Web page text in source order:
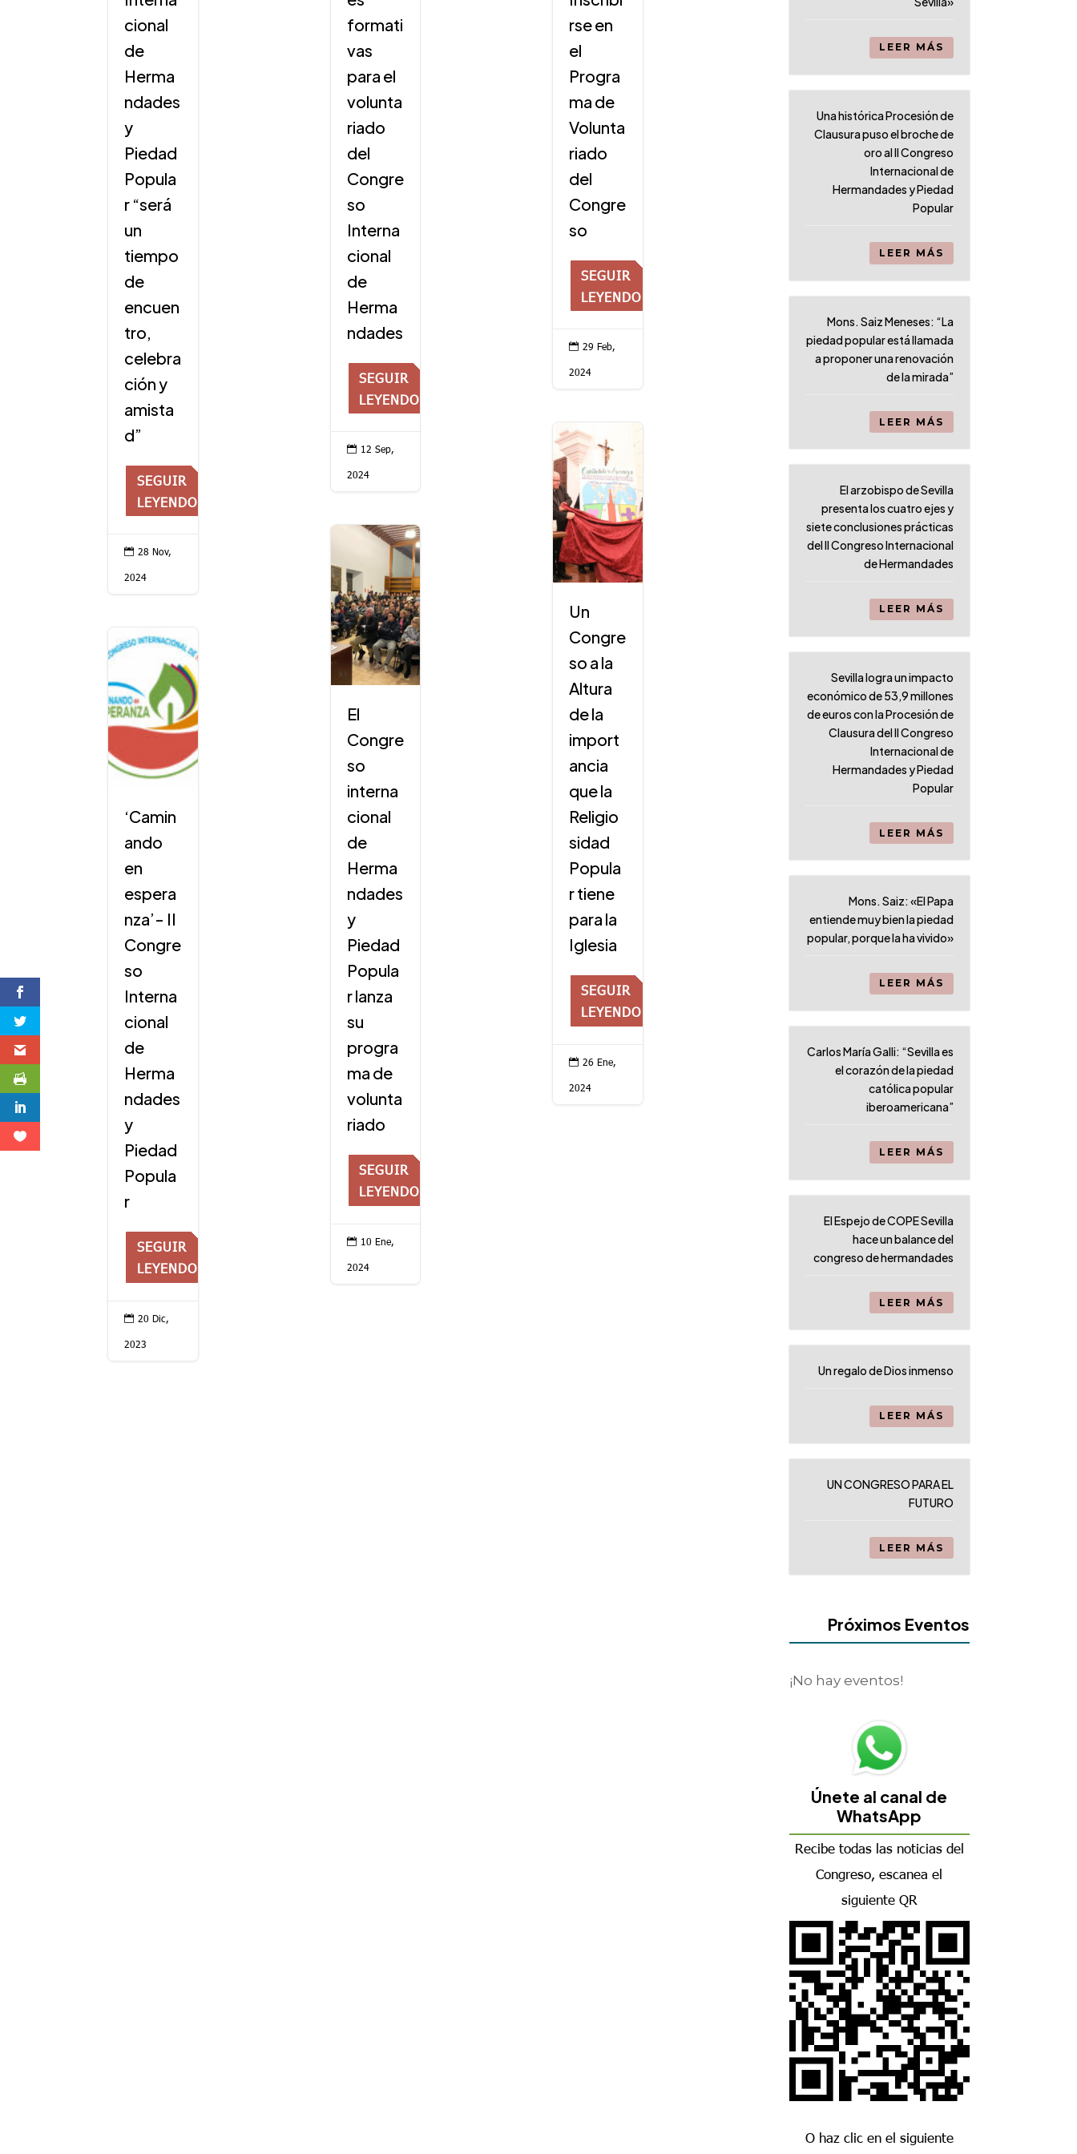
cional
de
Herma
ndades
y
Piedad
Popula
r “será
un
tiempo
de
encuen
tro,
celebra
ción y
amista
d”
SEGUIR
LEYENDO
 28 Nov,
2024
formati
vas
para el
volunta
riado
del
Congre
so
Interna
cional
de
Herma
ndades
SEGUIR
LEYENDO
 12 Sep,
2024
rse en
el
Progra
ma de
Volunta
riado
del
Congre
so
SEGUIR
LEYENDO
 29 Feb,
2024
Un
Congre
so a la
Altura
de la
import
ancia
que la
Religio
sidad
Popula
r tiene
para la
Iglesia
SEGUIR
LEYENDO
 26 Ene,
2024
El
Congre
so
interna
cional
de
Herma
ndades
y
Piedad
Popula
r lanza
su
progra
ma de
volunta
riado
SEGUIR
LEYENDO
 10 Ene,
2024
‘Camin
ando
en
espera
nza’- II
Congre
so
Interna
cional
de
Herma
ndades
y
Piedad
Popula
r
SEGUIR
LEYENDO
 20 Dic,
2023
LEER MÁS
Una histórica Procesión de
Clausura puso el broche de
oro al II Congreso
Internacional de
Hermandades y Piedad
Popular
LEER MÁS
Mons. Saiz Meneses: “La
piedad popular está llamada
a proponer una renovación
de la mirada”
LEER MÁS
El arzobispo de Sevilla
presenta los cuatro ejes y
siete conclusiones prácticas
del II Congreso Internacional
de Hermandades
LEER MÁS
Sevilla logra un impacto
económico de 53,9 millones
de euros con la Procesión de
Clausura del II Congreso
Internacional de
Hermandades y Piedad
Popular
LEER MÁS
Mons. Saiz: «El Papa
entiende muy bien la piedad
popular, porque la ha vivido»
LEER MÁS
Carlos María Galli: “Sevilla es
el corazón de la piedad
católica popular
iberoamericana”
LEER MÁS
El Espejo de COPE Sevilla
hace un balance del
congreso de hermandades
LEER MÁS
Un regalo de Dios inmenso
LEER MÁS
UN CONGRESO PARA EL
FUTURO
LEER MÁS
Próximos Eventos
¡No hay eventos!
Únete al canal de
WhatsApp
Recibe todas las noticias del
Congreso, escanea el
siguiente QR
O haz clic en el siguiente